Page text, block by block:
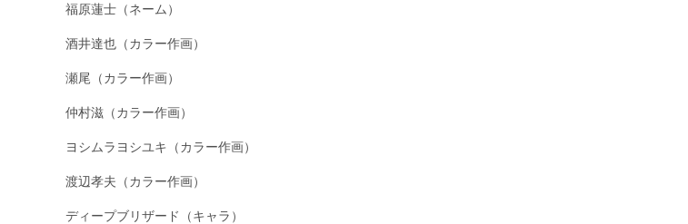
福原蓮士（ネーム）
酒井達也（カラー作画）
瀬尾（カラー作画）
仲村滋（カラー作画）
ヨシムラヨシユキ（カラー作画）
渡辺孝夫（カラー作画）
ディープブリザード（キャラ）